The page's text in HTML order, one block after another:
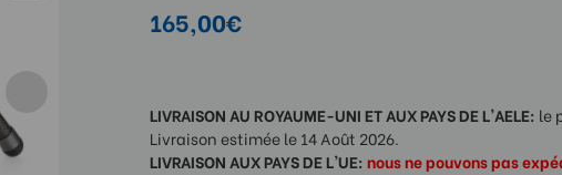
165,00€
LIVRAISON AU ROYAUME-UNI ET AUX PAYS DE L'AELE: le
Livraison estimée le 14 Août 2026.
LIVRAISON AUX PAYS DE L'UE:nous ne pouvons pas